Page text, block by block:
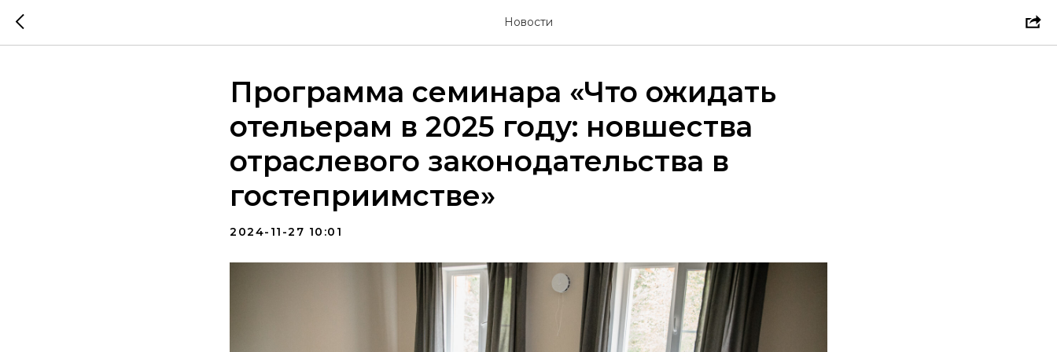
Новости
Программа семинара «Что ожидать
отельерам в 2025 году: новшества
отраслевого законодательства в
гостеприимстве»
2024-11-27 10:01